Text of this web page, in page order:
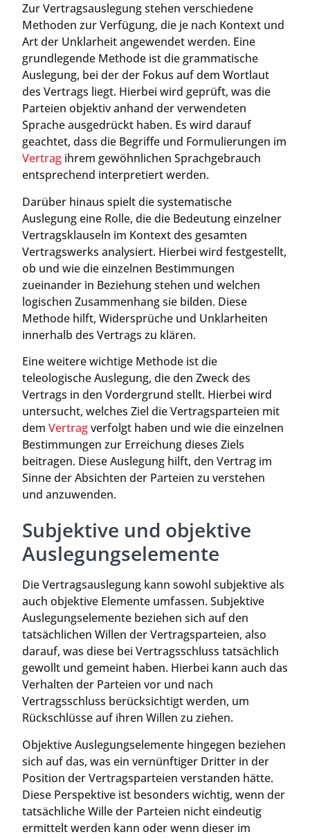
Zur Vertragsauslegung stehen verschiedene
Methoden zur Verfügung, die je nach Kontext und
Art der Unklarheit angewendet werden. Eine
grundlegende Methode ist die grammatische
Auslegung, bei der der Fokus auf dem Wortlaut
des Vertrags liegt. Hierbei wird geprüft, was die
Parteien objektiv anhand der verwendeten
Sprache ausgedrückt haben. Es wird darauf
geachtet, dass die Begriffe und Formulierungen im
Vertrag ihrem gewöhnlichen Sprachgebrauch
entsprechend interpretiert werden.
Darüber hinaus spielt die systematische
Auslegung eine Rolle, die die Bedeutung einzelner
Vertragsklauseln im Kontext des gesamten
Vertragswerks analysiert. Hierbei wird festgestellt,
ob und wie die einzelnen Bestimmungen
zueinander in Beziehung stehen und welchen
logischen Zusammenhang sie bilden. Diese
Methode hilft, Widersprüche und Unklarheiten
innerhalb des Vertrags zu klären.
Eine weitere wichtige Methode ist die
teleologische Auslegung, die den Zweck des
Vertrags in den Vordergrund stellt. Hierbei wird
untersucht, welches Ziel die Vertragsparteien mit
dem Vertragverfolgt haben und wie die einzelnen
Bestimmungen zur Erreichung dieses Ziels
beitragen. Diese Auslegung hilft, den Vertrag im
Sinne der Absichten der Parteien zu verstehen
und anzuwenden.
Subjektive und objektive
Auslegungselemente
Die Vertragsauslegung kann sowohl subjektive als
auch objektive Elemente umfassen. Subjektive
Auslegungselemente beziehen sich auf den
tatsächlichen Willen der Vertragsparteien, also
darauf, was diese bei Vertragsschluss tatsächlich
gewollt und gemeint haben. Hierbei kann auch das
Verhalten der Parteien vor und nach
Vertragsschluss berücksichtigt werden, um
Rückschlüsse auf ihren Willen zu ziehen.
Objektive Auslegungselemente hingegen beziehen
sich auf das, was ein vernünftiger Dritter in der
Position der Vertragsparteien verstanden hätte.
Diese Perspektive ist besonders wichtig, wenn der
tatsächliche Wille der Parteien nicht eindeutig
ermittelt werden kann oder wenn dieser im